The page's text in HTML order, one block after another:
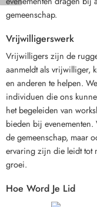
gemeenschap.
Vrijwilligerswerk
Vrijwilligers zijn de
aanmeldt als vrijwilliger,
en anderen te helpen.
individuen die ons
het begeleiden van
bieden bij
de gemeenschap, maar
ervaring zijn die leidt tot
groei.
Hoe Word Je Lid